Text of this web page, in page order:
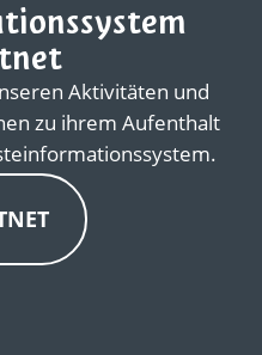
Aktivitäten und
zu ihrem Aufenthalt